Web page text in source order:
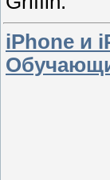
iPhone и